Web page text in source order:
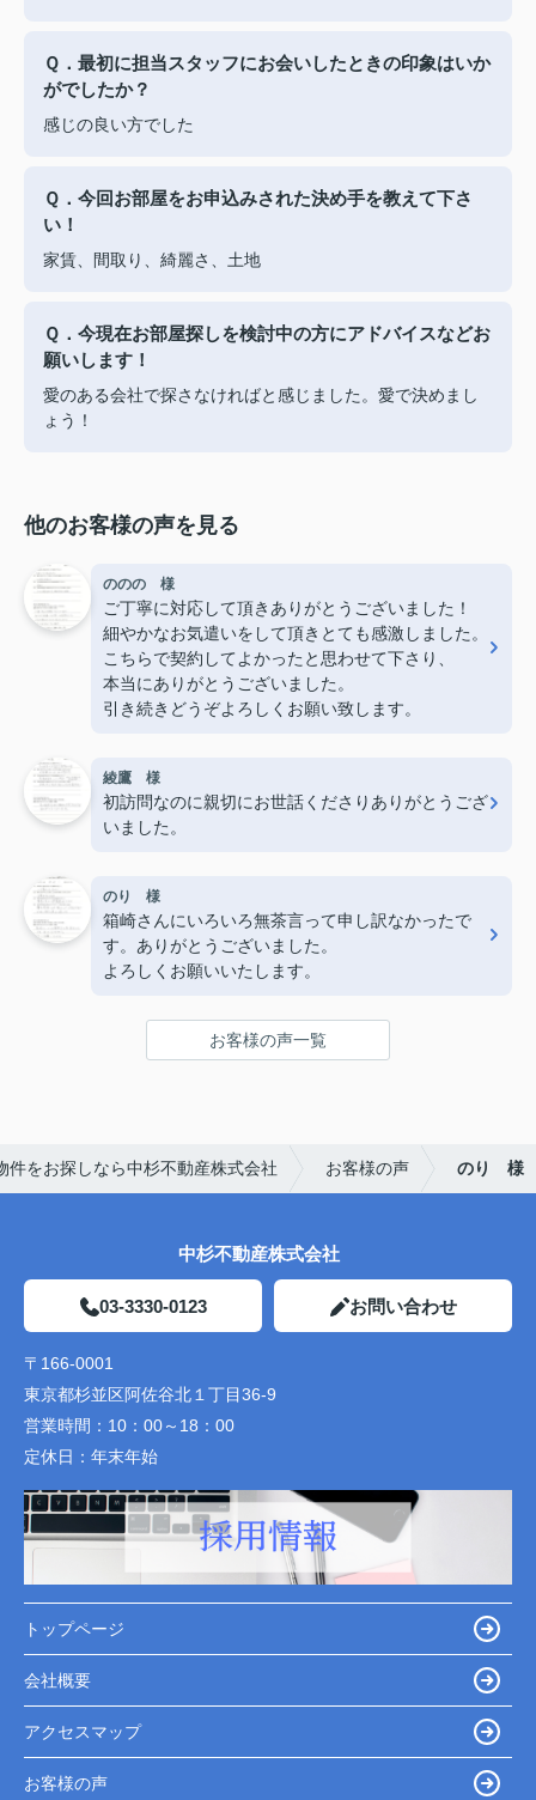
Ｑ．最初に担当スタッフにお会いしたときの印象はいか
がでしたか？
感じの良い方でした
Ｑ．今回お部屋をお申込みされた決め手を教えて下さ
い！
家賃、間取り、綺麗さ、土地
Ｑ．今現在お部屋探しを検討中の方にアドバイスなどお
願いします！
愛のある会社で探さなければと感じました。愛で決めまし
ょう！
他のお客様の声を見る
ののの 様
ご丁寧に対応して頂きありがとうございました！
細やかなお気遣いをして頂きとても感激しました。
こちらで契約してよかったと思わせて下さり、
本当にありがとうございました。
引き続きどうぞよろしくお願い致します。
綾鷹 様
初訪問なのに親切にお世話くださりありがとうござ
いました。
のり 様
箱崎さんにいろいろ無茶言って申し訳なかったで
す。ありがとうございました。
よろしくお願いいたします。
お客様の声一覧
件をお探しなら中杉不動産株式会社 お客様の声 のり 様
中杉不動産株式会社
03-3330-0123 お問い合わせ
〒166-0001
東京都杉並区阿佐谷北１丁目36-9
営業時間： 10：00～18：00
定休日： 年末年始
トップページ
会社概要
アクセスマップ
お客様の声